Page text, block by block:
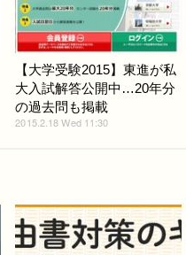
【大学受験2015】東進が私
大入試解答公開中…20年分
の過去問も掲載
2015.2.18 Wed 11:30